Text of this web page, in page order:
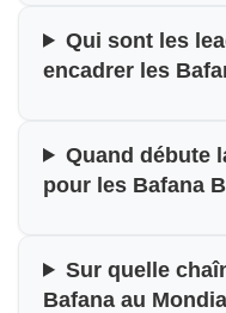
Qui sont les
encadrer les
Quand débute
pour les Bafana
Sur quelle
Bafana au